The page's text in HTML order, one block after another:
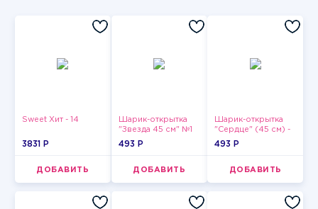
Sweet Хит - 14
3831 P
ДОБАВИТЬ
Шарик-открытка
"Звезда 45 см" №1
493 P
ДОБАВИТЬ
Шарик-открытка
"Сердце" (45 см) -
2
493 P
ДОБАВИТЬ